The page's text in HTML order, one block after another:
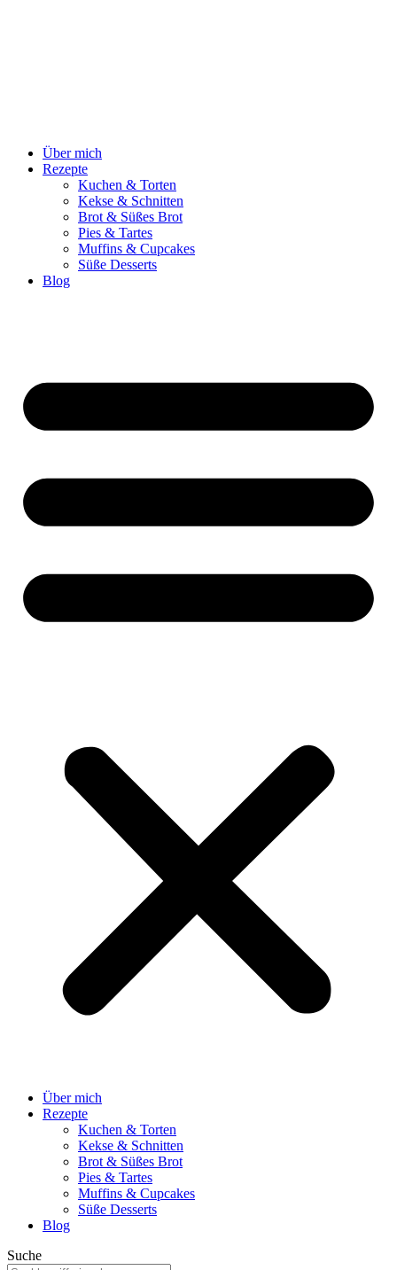
Über mich
Rezepte
Kuchen & Torten
Kekse & Schnitten
Brot & Süßes Brot
Pies & Tartes
Muffins & Cupcakes
Süße Desserts
Blog
Über mich
Rezepte
Kuchen & Torten
Kekse & Schnitten
Brot & Süßes Brot
Pies & Tartes
Muffins & Cupcakes
Süße Desserts
Blog
Suche